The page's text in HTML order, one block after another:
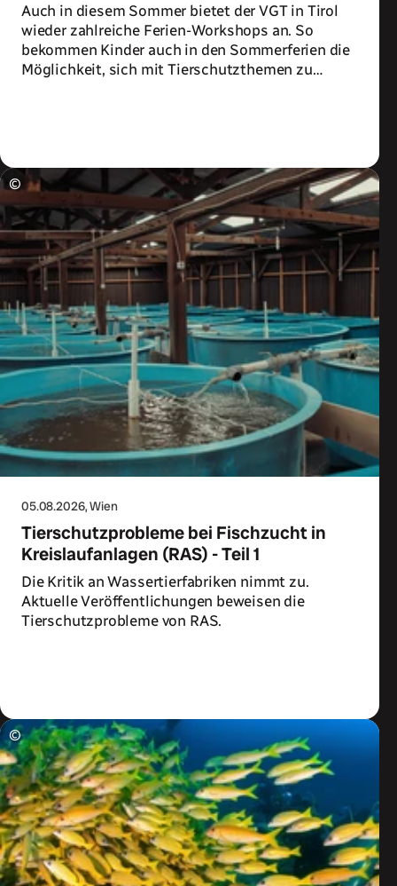
Auch in diesem Sommer bietet der VGT in Tirol
wieder zahlreiche Ferien-Workshops an. So
bekommen Kinder auch in den Sommerferien die
Möglichkeit, sich mit Tierschutzthemen zu
©
05.08.2026, Wien
Tierschutzprobleme bei Fischzucht in
Kreislaufanlagen (RAS) - Teil 1
Die Kritik an Wassertierfabriken nimmt zu.
Aktuelle Veröffentlichungen beweisen die
Tierschutzprobleme von RAS.
©